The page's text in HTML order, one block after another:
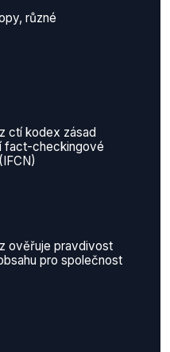
různé
ctí kodex zásad
fact-checkingové
ověřuje pravdivost
pro společnost